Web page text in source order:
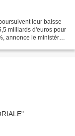
leur baisse
milliards d'euros pour
annonce le ministère